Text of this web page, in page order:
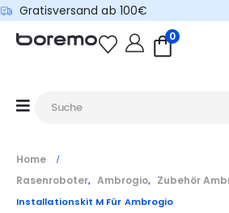
Gratisversand ab 100€
0
Home
Rasenroboter, Ambrogio, Zubehör
Installationskit M Für Ambrogio